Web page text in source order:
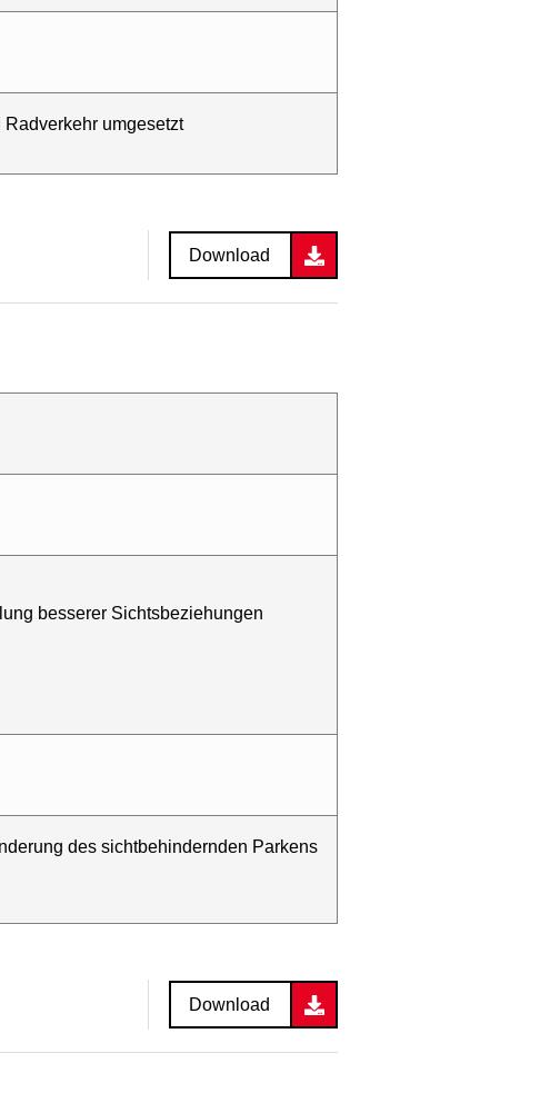
umgesetzt
Download
besserer Sichtsbeziehungen
des sichtbehindernden Parkens
Download